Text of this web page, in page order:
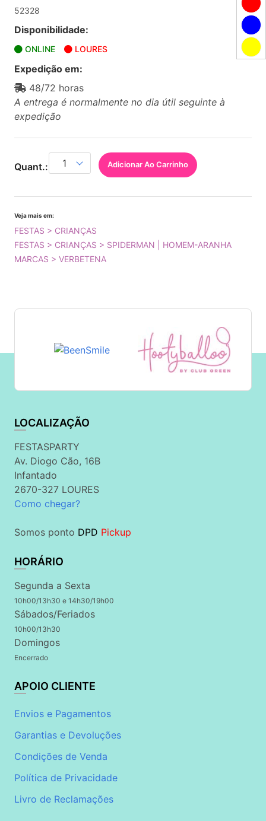
52328
Disponibilidade:
ONLINE LOURES
Expedição em:
48/72 horas
A entrega é normalmente no dia útil seguinte à
expedição
Quant.: Adicionar Ao Carrinho
Veja mais em:
FESTAS > CRIANÇAS
FESTAS > CRIANÇAS > SPIDERMAN | HOMEM-ARANHA
MARCAS > VERBETENA
LOCALIZAÇÃO
FESTASPARTY
Av. Diogo Cão, 16B
Infantado
2670-327 LOURES
Como chegar?
Somos ponto DPD Pickup
HORÁRIO
Segunda a Sexta
10h00/13h30 e 14h30/19h00
Sábados/Feriados
10h00/13h30
Domingos
Encerrado
APOIO CLIENTE
Envios e Pagamentos
Garantias e Devoluções
Condições de Venda
Política de Privacidade
Livro de Reclamações